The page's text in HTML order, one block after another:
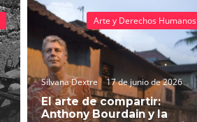
Silvana Dextre 17 de junio de 2026
El arte de compartir:
Anthony Bourdain y la
Arte y Derechos Humanos